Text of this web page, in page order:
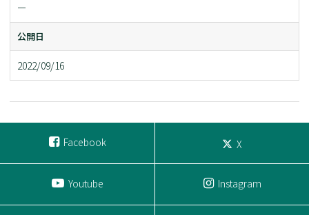
ー
公開日
2022/09/16
Facebook X
Youtube Instagram